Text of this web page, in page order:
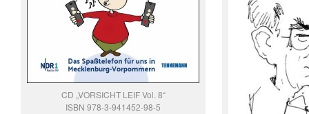
CD „VORSICHT LEIF Vol. 8“
ISBN 978-3-941452-98-5